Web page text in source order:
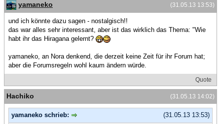
(31.05.13 13:53)
yamaneko
und ich könnte dazu sagen - nostalgisch!!
das war alles sehr interessant, aber ist das wirklich das Thema: "Wie
habt ihr das Hiragana gelernt?
yamaneko, an Nora denkend, die derzeit keine Zeit für ihr Forum hat;
aber die Forumsregeln wohl kaum ändern würde.
Quote
(31.05.13 14:02)
Hachiko
(31.05.13 13:53)
yamaneko schrieb: